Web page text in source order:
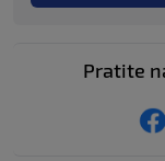
Pratite